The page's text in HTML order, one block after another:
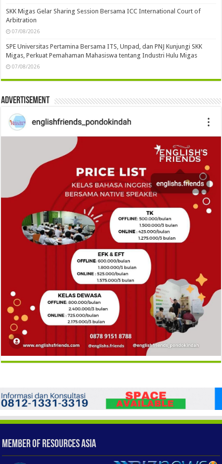
SKK Migas Gelar Sharing Session Bersama ICC International Court of
Arbitration
07/08/2026
SPE Universitas Pertamina Bersama ITS, Unpad, dan PNJ Kunjungi SKK
Migas, Perkuat Pemahaman Mahasiswa tentang Industri Hulu Migas
07/08/2026
Advertisement
Member of Resources Asia